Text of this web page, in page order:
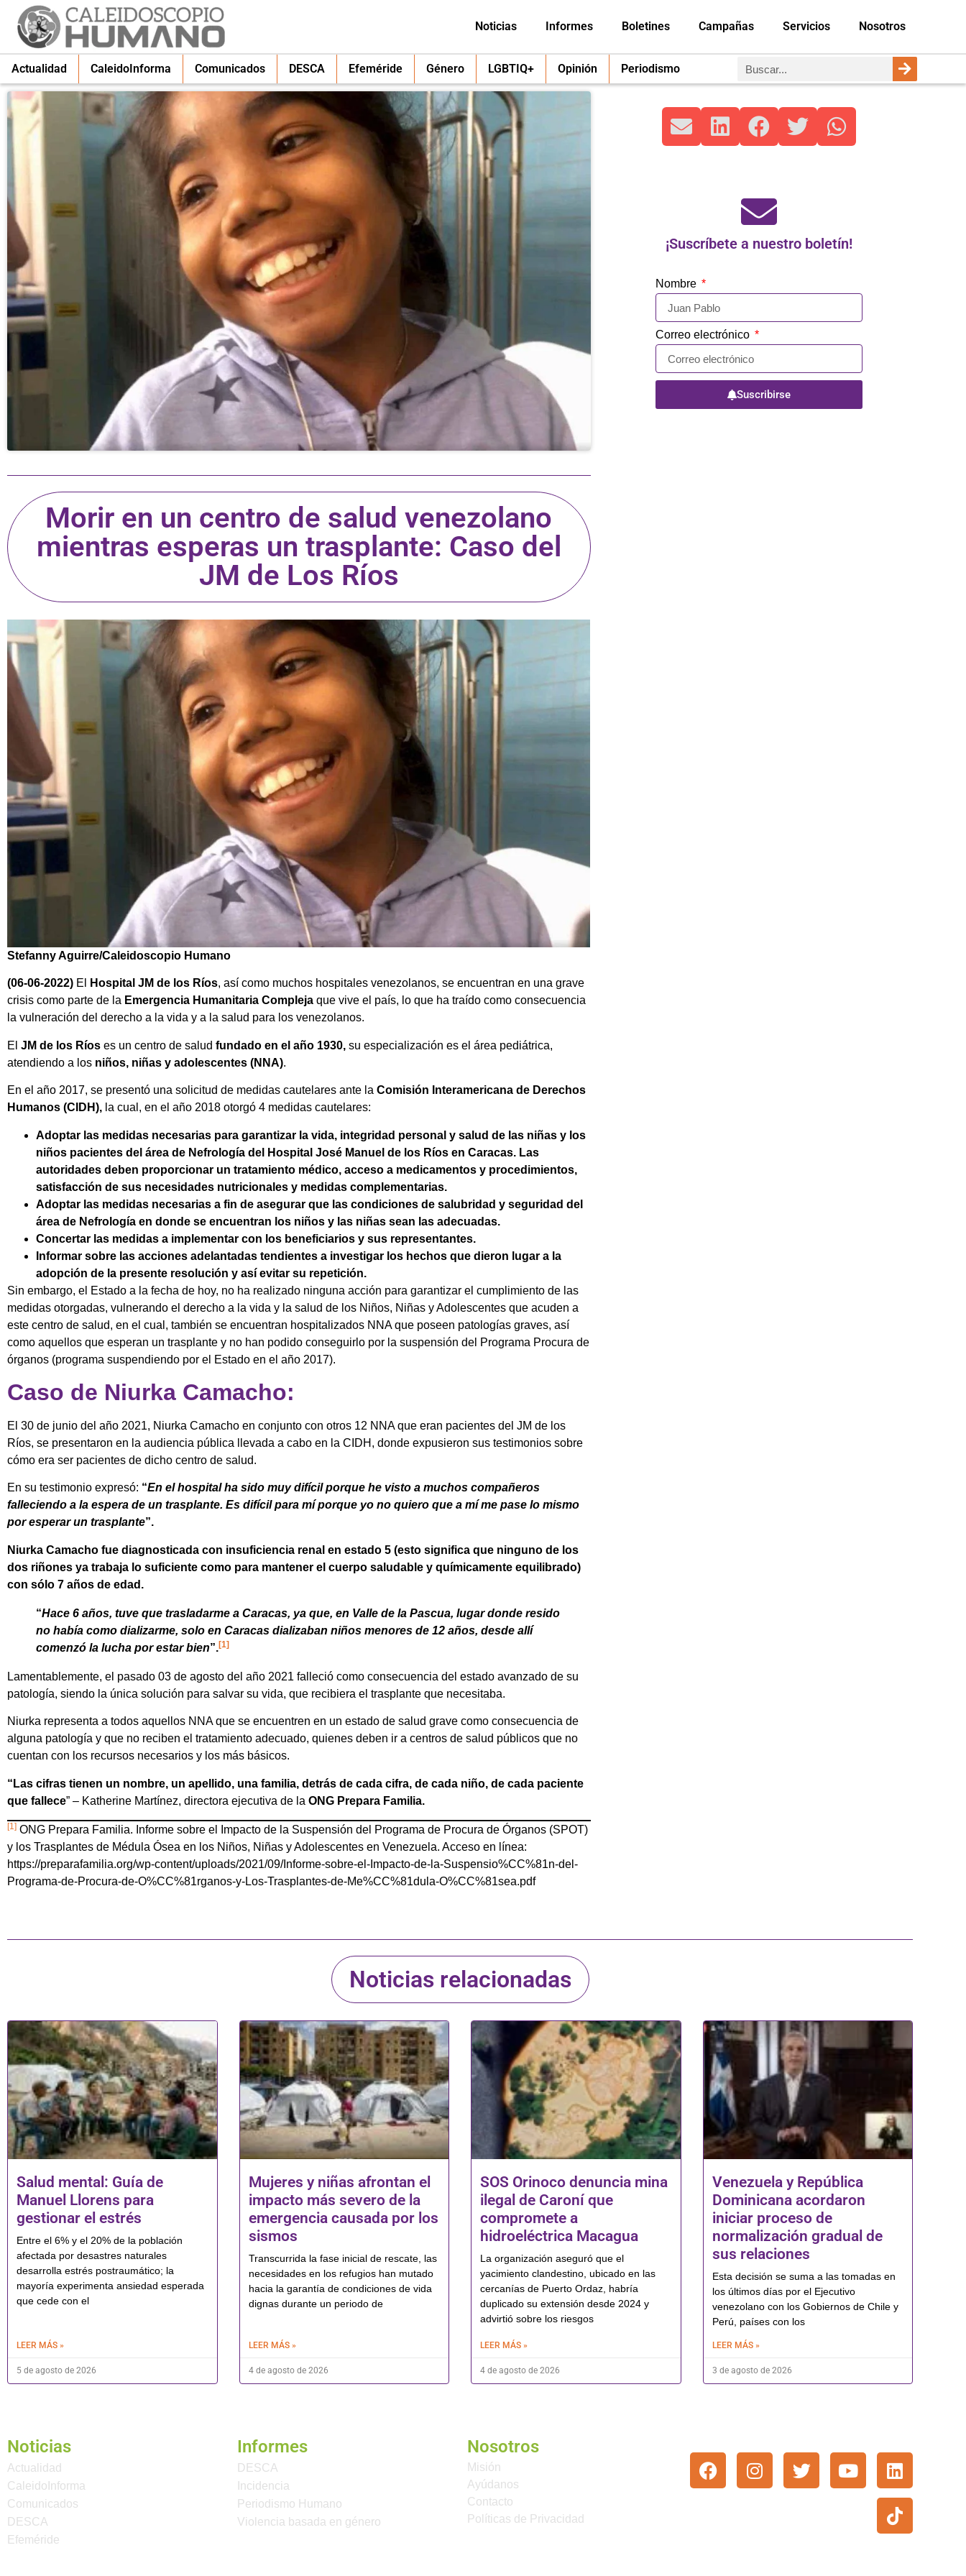
Noticias Informes Boletines Campañas Servicios Nosotros
Actualidad CaleidoInforma Comunicados DESCA Efeméride Género LGBTIQ+ Opinión Periodismo
Morir en un centro de salud venezolano
mientras esperas un trasplante: Caso del
JM de Los Ríos
Stefanny Aguirre/Caleidoscopio Humano
(06-06-2022) El Hospital JM de los Ríos, así como muchos hospitales venezolanos, se encuentran en una grave
crisis como parte de la Emergencia Humanitaria Compleja que vive el país, lo que ha traído como consecuencia
la vulneración del derecho a la vida y a la salud para los venezolanos.
El JM de los Ríos es un centro de salud fundado en el año 1930, su especialización es el área pediátrica,
atendiendo a los niños, niñas y adolescentes (NNA).
En el año 2017, se presentó una solicitud de medidas cautelares ante la Comisión Interamericana de Derechos
Humanos (CIDH), la cual, en el año 2018 otorgó 4 medidas cautelares:
Adoptar las medidas necesarias para garantizar la vida, integridad personal y salud de las niñas y los
niños pacientes del área de Nefrología del Hospital José Manuel de los Ríos en Caracas. Las
autoridades deben proporcionar un tratamiento médico, acceso a medicamentos y procedimientos,
satisfacción de sus necesidades nutricionales y medidas complementarias.
Adoptar las medidas necesarias a fin de asegurar que las condiciones de salubridad y seguridad del
área de Nefrología en donde se encuentran los niños y las niñas sean las adecuadas.
Concertar las medidas a implementar con los beneficiarios y sus representantes.
Informar sobre las acciones adelantadas tendientes a investigar los hechos que dieron lugar a la
adopción de la presente resolución y así evitar su repetición.
Sin embargo, el Estado a la fecha de hoy, no ha realizado ninguna acción para garantizar el cumplimiento de las
medidas otorgadas, vulnerando el derecho a la vida y la salud de los Niños, Niñas y Adolescentes que acuden a
este centro de salud, en el cual, también se encuentran hospitalizados NNA que poseen patologías graves, así
como aquellos que esperan un trasplante y no han podido conseguirlo por la suspensión del Programa Procura de
órganos (programa suspendiendo por el Estado en el año 2017).
Caso de Niurka Camacho:
El 30 de junio del año 2021, Niurka Camacho en conjunto con otros 12 NNA que eran pacientes del JM de los
Ríos, se presentaron en la audiencia pública llevada a cabo en la CIDH, donde expusieron sus testimonios sobre
cómo era ser pacientes de dicho centro de salud.
En su testimonio expresó: “En el hospital ha sido muy difícil porque he visto a muchos compañeros
falleciendo a la espera de un trasplante. Es difícil para mí porque yo no quiero que a mí me pase lo mismo
por esperar un trasplante”.
Niurka Camacho fue diagnosticada con insuficiencia renal en estado 5 (esto significa que ninguno de los
dos riñones ya trabaja lo suficiente como para mantener el cuerpo saludable y químicamente equilibrado)
con sólo 7 años de edad.
“Hace 6 años, tuve que trasladarme a Caracas, ya que, en Valle de la Pascua, lugar donde resido
no había como dializarme, solo en Caracas dializaban niños menores de 12 años, desde allí
comenzó la lucha por estar bien”.[1]
Lamentablemente, el pasado 03 de agosto del año 2021 falleció como consecuencia del estado avanzado de su
patología, siendo la única solución para salvar su vida, que recibiera el trasplante que necesitaba.
Niurka representa a todos aquellos NNA que se encuentren en un estado de salud grave como consecuencia de
alguna patología y que no reciben el tratamiento adecuado, quienes deben ir a centros de salud públicos que no
cuentan con los recursos necesarios y los más básicos.
“Las cifras tienen un nombre, un apellido, una familia, detrás de cada cifra, de cada niño, de cada paciente
que fallece” – Katherine Martínez, directora ejecutiva de la ONG Prepara Familia.
[1] ONG Prepara Familia. Informe sobre el Impacto de la Suspensión del Programa de Procura de Órganos (SPOT)
y los Trasplantes de Médula Ósea en los Niños, Niñas y Adolescentes en Venezuela. Acceso en línea:
https://preparafamilia.org/wp-content/uploads/2021/09/Informe-sobre-el-Impacto-de-la-Suspensio%CC%81n-del-
Programa-de-Procura-de-O%CC%81rganos-y-Los-Trasplantes-de-Me%CC%81dula-O%CC%81sea.pdf
¡Suscríbete a nuestro boletín!
Nombre
Correo electrónico
Suscribirse
Noticias relacionadas
Salud mental: Guía de
Manuel Llorens para
gestionar el estrés
Entre el 6% y el 20% de la población
afectada por desastres naturales
desarrolla estrés postraumático; la
mayoría experimenta ansiedad esperada
que cede con el
LEER MÁS »
5 de agosto de 2026
Mujeres y niñas afrontan el
impacto más severo de la
emergencia causada por los
sismos
Transcurrida la fase inicial de rescate, las
necesidades en los refugios han mutado
hacia la garantía de condiciones de vida
dignas durante un periodo de
LEER MÁS »
4 de agosto de 2026
SOS Orinoco denuncia mina
ilegal de Caroní que
compromete a
hidroeléctrica Macagua
La organización aseguró que el
yacimiento clandestino, ubicado en las
cercanías de Puerto Ordaz, habría
duplicado su extensión desde 2024 y
advirtió sobre los riesgos
LEER MÁS »
4 de agosto de 2026
Venezuela y República
Dominicana acordaron
iniciar proceso de
normalización gradual de
sus relaciones
Esta decisión se suma a las tomadas en
los últimos días por el Ejecutivo
venezolano con los Gobiernos de Chile y
Perú, países con los
LEER MÁS »
3 de agosto de 2026
Noticias
Actualidad
CaleidoInforma
Comunicados
DESCA
Efeméride
Informes
DESCA
Incidencia
Periodismo Humano
Violencia basada en género
Nosotros
Misión
Ayúdanos
Contacto
Políticas de Privacidad